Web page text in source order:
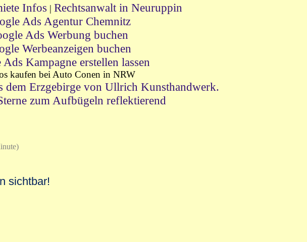
Infos | Rechtsanwalt in Neuruppin
Ads Agentur Chemnitz
Ads Werbung buchen
Werbeanzeigen buchen
Kampagne erstellen lassen
kaufen bei Auto Conen in NRW
dem Erzgebirge von Ullrich Kunsthandwerk.
zum Aufbügeln reflektierend
sichtbar!